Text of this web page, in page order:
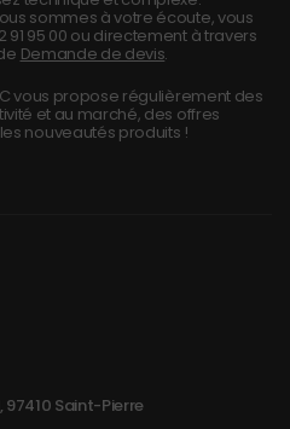
sommes à votre écoute, vous
91 95 00 ou directement à travers
Demande de devis.
vous propose régulièrement des
et au marché, des offres
nouveautés produits !
97410 Saint-Pierre